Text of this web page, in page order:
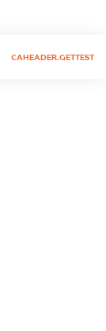
CAHEADER.GETTEST